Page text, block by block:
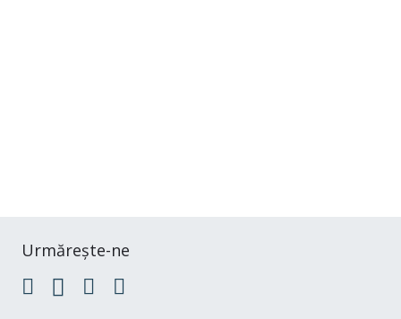
Urmărește-ne